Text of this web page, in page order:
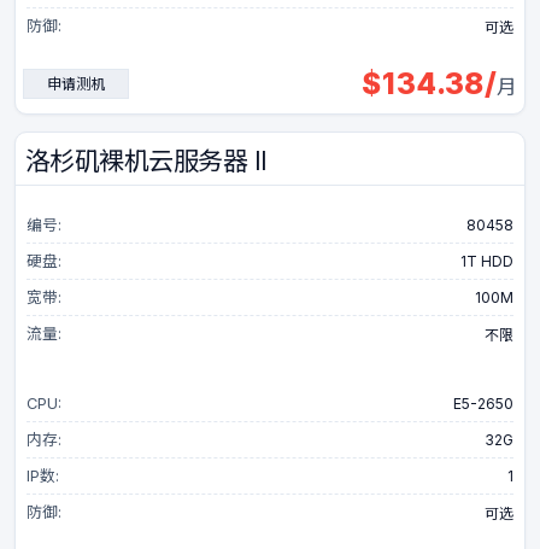
防御:
可选
申请测机 $134.38/月
洛杉矶裸机云服务器 II
编号:
80458
硬盘:
1T HDD
宽带:
100M
流量:
不限
CPU:
E5-2650
内存:
32G
IP数:
1
防御:
可选